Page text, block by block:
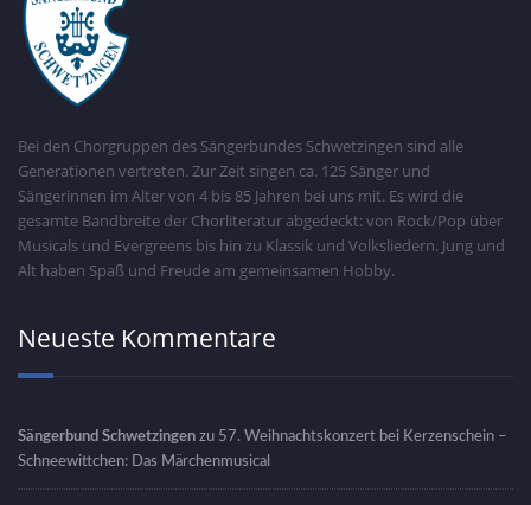
Bei den Chorgruppen des Sängerbundes Schwetzingen sind alle
Generationen vertreten. Zur Zeit singen ca. 125 Sänger und
Sängerinnen im Alter von 4 bis 85 Jahren bei uns mit. Es wird die
gesamte Bandbreite der Chorliteratur abgedeckt: von Rock/Pop über
Musicals und Evergreens bis hin zu Klassik und Volksliedern. Jung und
Alt haben Spaß und Freude am gemeinsamen Hobby.
Neueste Kommentare
Sängerbund Schwetzingen zu 57. Weihnachtskonzert bei Kerzenschein –
Schneewittchen: Das Märchenmusical